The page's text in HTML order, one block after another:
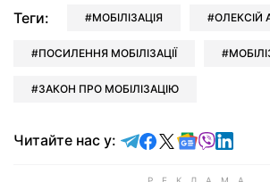
Теги: МОБІЛІЗАЦІЯ ОЛЕКСІЙ
ПОСИЛЕННЯ МОБІЛІЗАЦІЇ
ЗАКОН ПРО МОБІЛІЗАЦІЮ
Читайте нас у: Читайте у Telegram
Читайте у
Читайте у X
Читайте у